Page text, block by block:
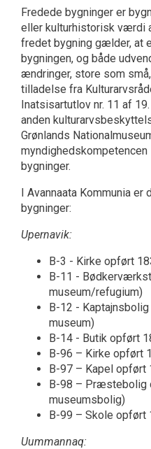
Fredede bygninger er
eller kulturhistorisk værdi
fredet bygning gælder, at
bygningen, og både
ændringer, store som
tilladelse fra
Inatsisartutlov nr. 11 af
anden
Grønlands
bygninger.
I Avannaata Kommunia
bygninger:
Upernavik:
B-3 - Kirke opført
B-11 -
museum/refugium)
B-12 -
museum)
B-14 - Butik opført
B-96 – Kirke opført
B-97 – Kapel opført
B-98 – Præstebolig
museumsbolig)
B-99 – Skole opført
Uummannaq: